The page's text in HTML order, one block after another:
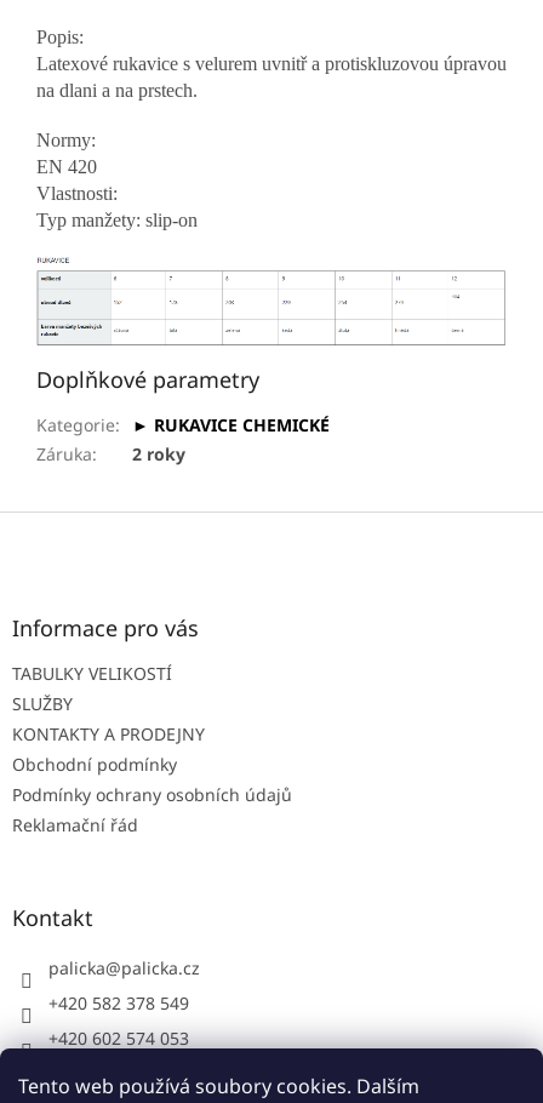
Tento web používá soubory cookies. Dalším
Popis:
Latexové rukavice s velurem uvnitř a protiskluzovou úpravou
na dlani a na prstech.
Normy:
EN 420
Vlastnosti:
Typ manžety: slip-on
Doplňkové parametry
Kategorie:
► RUKAVICE CHEMICKÉ
Záruka: 2 roky
Z
Informace pro vás
TABULKY VELIKOSTÍ
SLUŽBY
KONTAKTY A PRODEJNY
Obchodní podmínky
Podmínky ochrany osobních údajů
Reklamační řád
Kontakt
palicka@palicka.cz
+420 582 378 549
+420 602 574 053
Palička s.r.o. - pracovní oděvy